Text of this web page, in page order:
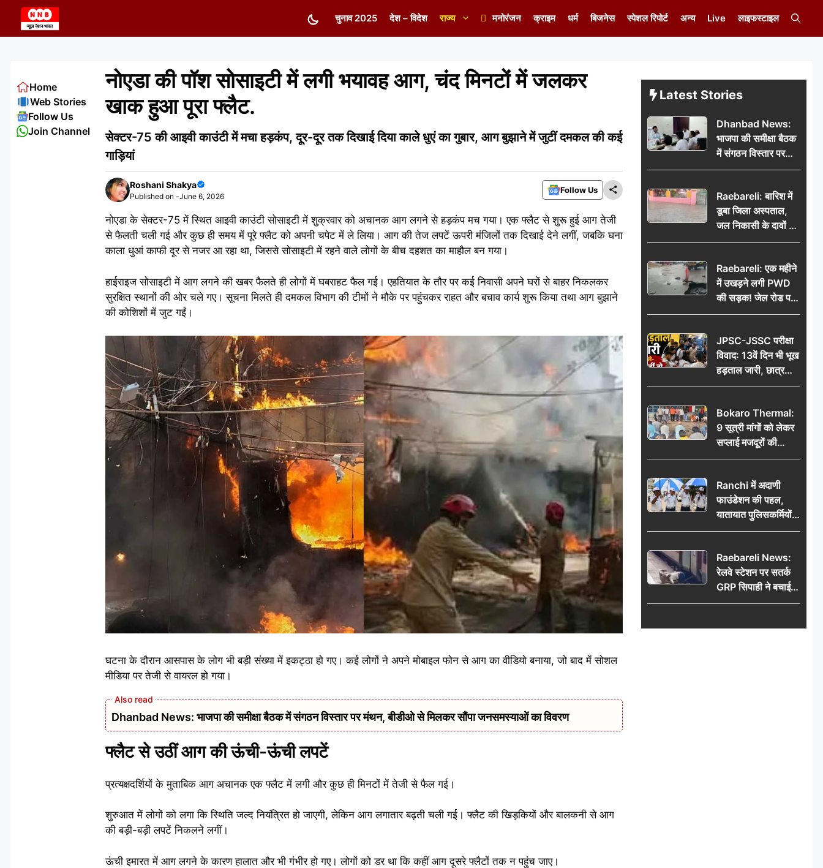
content
चुनाव 2025 देश – विदेश राज्य मनोरंजन क्राइम धर्म बिजनेस स्पेशल रिपोर्ट अन्य Live लाइफस्टाइल
नोएडा की पॉश सोसाइटी में लगी भयावह आग, चंद मिनटों में जलकर
खाक हुआ पूरा फ्लैट.
सेक्टर-75 की आइवी काउंटी में मचा हड़कंप, दूर-दूर तक दिखाई दिया काले धुएं का गुबार, आग बुझाने में जुटीं दमकल की कई
गाड़ियां
Roshani Shakya
Published on -June 6, 2026
Follow Us
नोएडा के सेक्टर-75 में स्थित आइवी काउंटी सोसाइटी में शुक्रवार को अचानक आग लगने से हड़कंप मच गया। एक फ्लैट से शुरू हुई आग तेजी
से फैलती चली गई और कुछ ही समय में पूरे फ्लैट को अपनी चपेट में ले लिया। आग की तेज लपटें ऊपरी मंजिलों तक दिखाई देने लगीं, जबकि घना
काला धुआं काफी दूर से नजर आ रहा था, जिससे सोसाइटी में रहने वाले लोगों के बीच दहशत का माहौल बन गया।
हाईराइज सोसाइटी में आग लगने की खबर फैलते ही लोगों में घबराहट फैल गई। एहतियात के तौर पर कई निवासी अपने घरों से बाहर निकलकर
सुरक्षित स्थानों की ओर चले गए। सूचना मिलते ही दमकल विभाग की टीमों ने मौके पर पहुंचकर राहत और बचाव कार्य शुरू किया तथा आग बुझाने
की कोशिशों में जुट गईं।
घटना के दौरान आसपास के लोग भी बड़ी संख्या में इकट्ठा हो गए। कई लोगों ने अपने मोबाइल फोन से आग का वीडियो बनाया, जो बाद में सोशल
मीडिया पर तेजी से वायरल हो गया।
Dhanbad News: भाजपा की समीक्षा बैठक में संगठन विस्तार पर मंथन, बीडीओ से मिलकर सौंपा जनसमस्याओं का विवरण
फ्लैट से उठीं आग की ऊंची-ऊंची लपटें
प्रत्यक्षदर्शियों के मुताबिक आग अचानक एक फ्लैट में लगी और कुछ ही मिनटों में तेजी से फैल गई।
शुरुआत में लोगों को लगा कि स्थिति जल्द नियंत्रित हो जाएगी, लेकिन आग लगातार बढ़ती चली गई। फ्लैट की खिड़कियों और बालकनी से आग
की बड़ी-बड़ी लपटें निकलने लगीं।
ऊंची इमारत में आग लगने के कारण हालात और भी गंभीर हो गए। लोगों को डर था कि कहीं आग दूसरे फ्लैटों तक न पहुंच जाए।
Home
Web Stories
Follow Us
Join Channel
Latest Stories
Dhanbad News:
भाजपा की समीक्षा बैठक
में संगठन विस्तार पर
मंथन, बीडीओ से
जनसमस्याओं का विवरण
Raebareli: बारिश में
डूबा जिला अस्पताल,
जल निकासी के दावों की
खुली पोल
Raebareli: एक महीने
में उखड़ने लगी PWD
की सड़क! जेल रोड पर
गड्ढे ने खोली निर्माण
की उठी मांग
JPSC-JSSC परीक्षा
विवाद: 13वें दिन भी भूख
हड़ताल जारी, छात्र
बोले- जांच नहीं तो
Bokaro Thermal:
9 सूत्री मांगों को लेकर
सप्लाई मजदूरों की
हुंकार, 12 अगस्त के
Ranchi में अदाणी
फाउंडेशन की पहल,
यातायात पुलिसकर्मियों
को वितरित किए गए छाते
Raebareli News:
रेलवे स्टेशन पर सतर्क
GRP सिपाही ने बचाई
महिला की जान, चलती
हादसा टला; घटना